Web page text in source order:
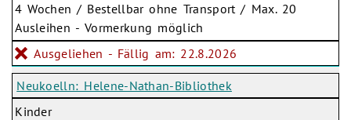
4 Wochen / Bestellbar ohne Transport / Max. 20
Ausleihen - Vormerkung möglich
Ausgeliehen - Fällig am: 22.8.2026
Neukoelln: Helene-Nathan-Bibliothek
Kinder